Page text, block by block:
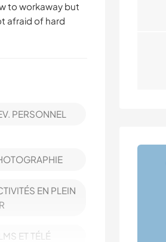
to workaway but
afraid of hard
PERSONNEL
EN PLEIN
ET TÉLÉ